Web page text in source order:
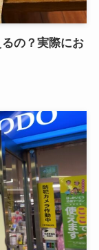
の？実際にお